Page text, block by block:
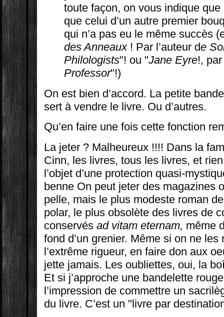
toute façon, on vous indique que
que celui d’un autre premier
qui n’a pas eu le même succès
des Anneaux! Par l’auteur de
Philologists"! ou "Jane Eyre!,
Professor"!)
On est bien d’accord. La petite
sert à vendre le livre. Ou d’autres.
Qu’en faire une fois cette fonction
La jeter ? Malheureux !!!! Dans la
Cinn, les livres, tous les livres, et
l’objet d’une protection quasi-
benne On peut jeter des magazines
pelle, mais le plus modeste roman
polar, le plus obsolète des livres de
conservésad vitam eternam, même
fond d’un grenier. Même si on ne
l’extrême rigueur, en faire don aux
jette jamais. Les oubliettes, oui, la
Et si j’approche une bandelette
l’impression de commettre un
du livre. C’est un "livre par